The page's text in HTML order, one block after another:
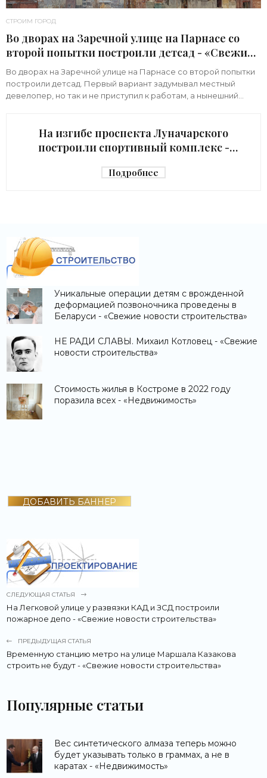
СТРОИМ ГОРОД
Во дворах на Заречной улице на Парнасе со
второй попытки построили детсад - «Свежие
новости строительства»
Во дворах на Заречной улице на Парнасе со второй попытки
построили детсад. Первый вариант задумывал местный
девелопер, но так и не приступил к работам, а нынешний
На изгибе проспекта Луначарского
построили спортивный комплекс -
Подробнее
Уникальные операции детям с врожденной
деформацией позвоночника проведены в
Беларуси - «Свежие новости строительства»
НЕ РАДИ СЛАВЫ. Михаил Котловец - «Свежие
новости строительства»
Стоимость жилья в Костроме в 2022 году
поразила всех - «Недвижимость»
ДОБАВИТЬ БАННЕР
СЛЕДУЮЩАЯ СТАТЬЯ
На Легковой улице у развязки КАД и ЗСД построили
пожарное депо - «Свежие новости строительства»
ПРЕДЫДУЩАЯ СТАТЬЯ
Временную станцию метро на улице Маршала Казакова
строить не будут - «Свежие новости строительства»
Популярные статьи
Вес синтетического алмаза теперь можно
будет указывать только в граммах, а не в
каратах - «Недвижимость»